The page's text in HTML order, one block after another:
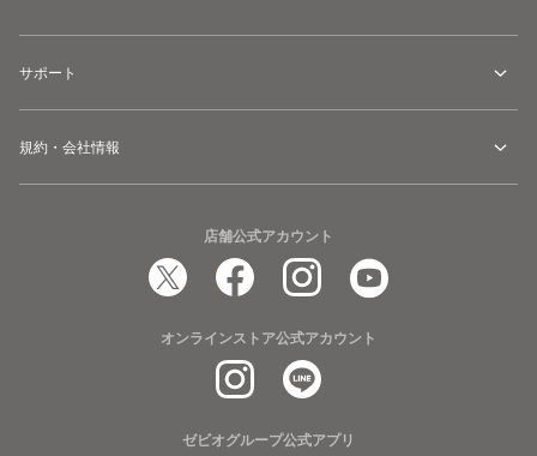
サポート
規約・会社情報
店舗公式アカウント
オンラインストア公式アカウント
ゼビオグループ公式アプリ